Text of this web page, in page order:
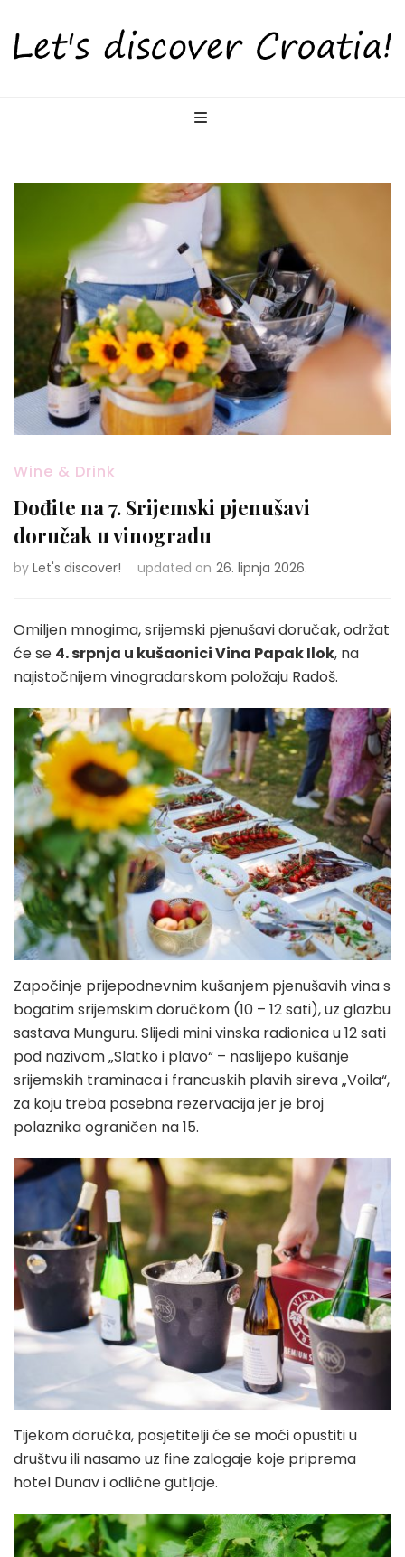
Wine & Drink
Dođite na 7. Srijemski pjenušavi
doručak u vinogradu
by Let's discover! updated on 26. lipnja 2026.
Omiljen mnogima, srijemski pjenušavi doručak, održat
će se 4. srpnja u kušaonici Vina Papak Ilok, na
najistočnijem vinogradarskom položaju Radoš.
Započinje prijepodnevnim kušanjem pjenušavih vina s
bogatim srijemskim doručkom (10 – 12 sati), uz glazbu
sastava Munguru. Slijedi mini vinska radionica u 12 sati
pod nazivom „Slatko i plavo“ – naslijepo kušanje
srijemskih traminaca i francuskih plavih sireva „Voila“,
za koju treba posebna rezervacija jer je broj
polaznika ograničen na 15.
Tijekom doručka, posjetitelji će se moći opustiti u
društvu ili nasamo uz fine zalogaje koje priprema
hotel Dunav i odlične gutljaje.